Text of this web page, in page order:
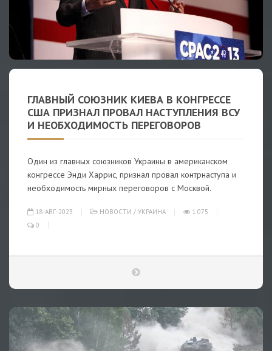
ГЛАВНЫЙ СОЮЗНИК КИЕВА В КОНГРЕССЕ
США ПРИЗНАЛ ПРОВАЛ НАСТУПЛЕНИЯ ВСУ
И НЕОБХОДИМОСТЬ ПЕРЕГОВОРОВ
Один из главных союзников Украины в американском
конгрессе Энди Харрис, признал провал контрнаступа и
необходимость мирных переговоров с Москвой.
18-АВГ-2023 НОВОСТИ / УКРАИНА
1 075
0